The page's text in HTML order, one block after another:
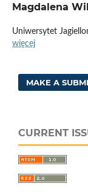
Magdalena
Uniwersytet
więcej
MAKE A
CURRENT